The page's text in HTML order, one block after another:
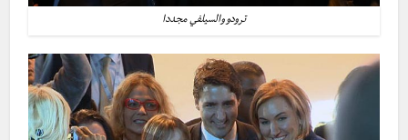
ترودو والسيلفي مجددا